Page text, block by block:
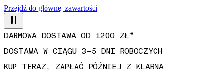
Przejdź do głównej zawartości
DOSTAWA W CIĄGU 3–5 DNI ROBOCZYCH
KUP TERAZ, ZAPŁAĆ PÓŹNIEJ Z KLARNA
FRONT RUNNER ŁĄCZY SIĘ Z DOMETIC